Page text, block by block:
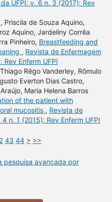
UFPI: v. 6 n. 3 (2017): Rev
Priscila de Souza Aquino,
Aquino, Jardeliny Corrêa
Pinheiro, Breastfeeding and
, Revista de Enfermagem
Rev Enferm UFPI
Rêgo Vanderley, Rômulo
Everton Dias Castro,
Maria Helena Barros
of the patient with
mucositis , Revista de
n. 1 (2015): Rev Enferm UFPI
43 44 > >>
pesquisa avançada por